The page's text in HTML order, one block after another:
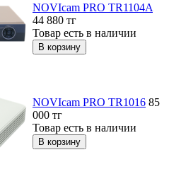
NOVIcam PRO TR1104A
44 880 тг
Товар есть в наличии
NOVIcam PRO TR1016 85
000 тг
Товар есть в наличии